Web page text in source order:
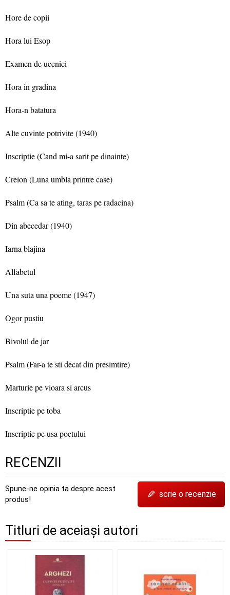
Hore de copii
Hora lui Esop
Examen de ucenici
Hora in gradina
Hora-n batatura
Alte cuvinte potrivite (1940)
Inscriptie (Cand mi-a sarit pe dinainte)
Creion (Luna umbla printre case)
Psalm (Ca sa te ating, taras pe radacina)
Din abecedar (1940)
Iarna blajina
Alfabetul
Una suta una poeme (1947)
Ogor pustiu
Bivolul de jar
Psalm (Far-a te sti decat din presimtire)
Marturie pe vioara si arcus
Inscriptie pe toba
Inscriptie pe usa poetului
RECENZII
Spune-ne opinia ta despre acest
produs!
✎ scrie o recenzie
Titluri de aceiași autori